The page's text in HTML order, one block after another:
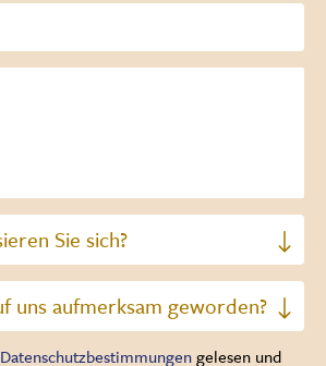
Datenschutzbestimmungengelesen und